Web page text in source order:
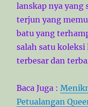
lanskap nya yang
terjun yang
batu yang
salah satu
terbesar dan
Baca Juga :
Petualangan